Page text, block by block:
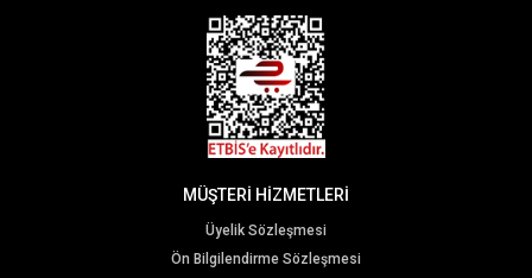
MÜŞTERİ HİZMETLERİ
Üyelik Sözleşmesi
Ön Bilgilendirme Sözleşmesi